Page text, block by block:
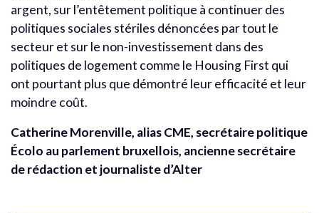
argent, sur l’entêtement politique à continuer des
politiques sociales stériles dénoncées par tout le
secteur et sur le non-investissement dans des
politiques de logement comme le Housing First qui
ont pourtant plus que démontré leur efficacité et leur
moindre coût.
Catherine Morenville, alias CME, secrétaire politique
Écolo au parlement bruxellois, ancienne secrétaire
de rédaction et journaliste d’Alter